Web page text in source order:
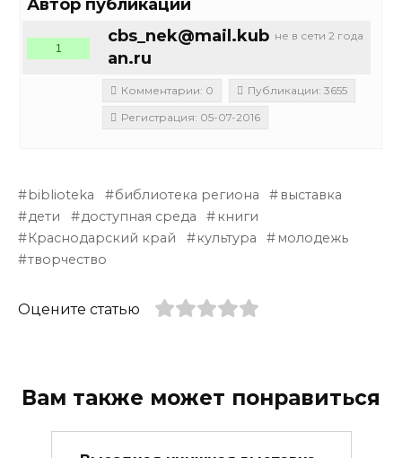
Автор публикации
не в сети 2 года
cbs_nek@mail.kub
an.ru
1
Комментарии: 0
Публикации: 3655
Регистрация: 05-07-2016
biblioteka библиотека региона
выставка
дети
доступная среда
книги
Краснодарский край
культура
молодежь
творчество
Оцените статью
Вам также может понравиться